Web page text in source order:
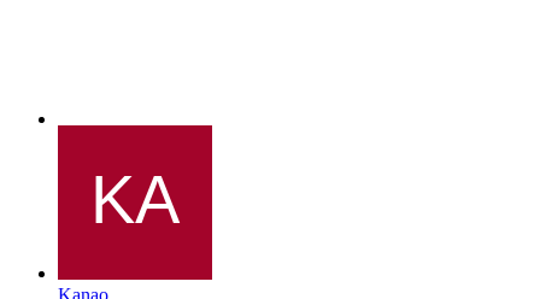
Kanao